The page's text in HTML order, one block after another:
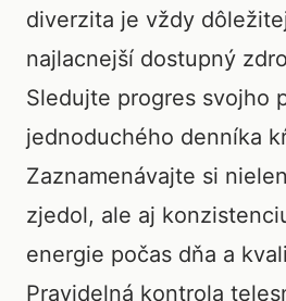
diverzita je vždy
najlacnejší dostupný
Sledujte progres svojho
jednoduchého denníka
Zaznamenávajte si
zjedol, ale aj
energie počas dňa a
Pravidelná kontrola